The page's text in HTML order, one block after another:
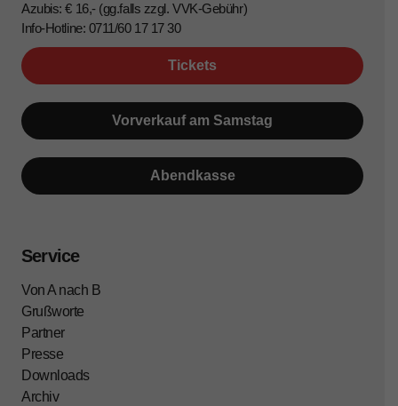
Azubis: € 16,- (gg.falls zzgl. VVK-Gebühr)
Info-Hotline: 0711/60 17 17 30
Tickets
Vorverkauf am Samstag
Abendkasse
Service
Von A nach B
Grußworte
Partner
Presse
Downloads
Archiv